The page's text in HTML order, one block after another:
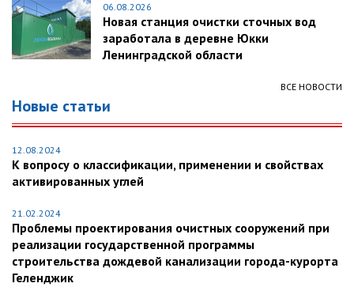
06.08.2026
Новая станция очистки сточных вод
заработала в деревне Юкки
Ленинградской области
ВСЕ НОВОСТИ
Новые статьи
12.08.2024
К вопросу о классификации, применении и свойствах
активированных углей
21.02.2024
Проблемы проектирования очистных сооружений при
реализации государственной программы
строительства дождевой канализации города-курорта
Геленджик